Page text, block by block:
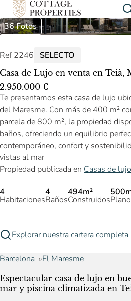
36 Fotos
Ref 2246 SELECTO
Casa de Lujo en venta en Teià,
2.950.000 €
Te presentamos esta casa de lujo
del Maresme. Con más de 400 m²
parcela de 800 m², la propiedad
baños, ofreciendo un equilibrio
contemporáneo, confort y
vistas al mar
Propiedad publicada en Casas de lujo
4
Habitaciones
4
Baños
494m²
ConstruidosPlano
Explorar nuestra cartera completa
Barcelona El Maresme
Espectacular casa de lujo en
mar y piscina climatizada en